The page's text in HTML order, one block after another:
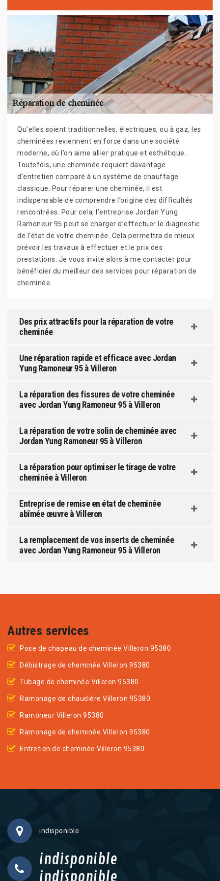
Qu’elles soient traditionnelles, électriques, ou à gaz, les
cheminées reviennent en force dans une société
moderne, où l’on aime allier pratique et esthétique.
Toutefois, une cheminée requiert davantage
d’entretien comparé à un système de chauffage
classique. Pour réparer une cheminée, il est
indispensable de comprendre l’origine des difficultés
rencontrées. Pour cela, l’entreprise Jordan Yung
Ramoneur 95 peut se charger d’effectuer le diagnostic
de l’état de votre cheminée. Cela permettra de mieux
prévoir les travaux à effectuer et le prix des
prestations. Je vous invite alors à me contacter pour
bénéficier du meilleur des services pour réparation de
cheminée.
Des prix attractifs pour la réparation de votre
cheminée
Une réparation rapide et efficace avec Jordan
Yung Ramoneur 95 à Villeron
La réparation des fissures de votre cheminée
avec Jordan Yung Ramoneur 95 à Villeron
La réparation de votre solin de cheminée avec
Jordan Yung Ramoneur 95 à Villeron
La réparation pour optimiser le tirage de votre
cheminée à Villeron
Entreprise de remise en état de cheminée
abîmée œuvre à Villeron
La remplacement de vos inserts de cheminée
avec Jordan Yung Ramoneur 95 à Villeron
Autres services
Pose de chapeau de cheminée Villeron 95380
Débistrage de cheminée Villeron 95380
Tubage de cheminée Villeron 95380
Ramonage de chaudière Villeron 95380
Ramoneur Villeron 95380
Ramonage de cheminée Villeron 95380
Entretien de cheminée Villeron 95380
indisponible
indisponible
indisponible